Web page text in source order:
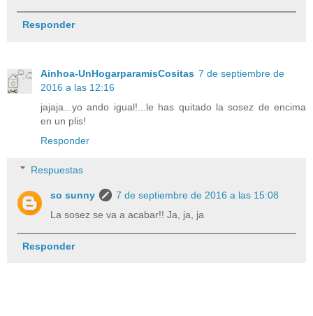
Responder
Ainhoa-UnHogarparamisCositas 7 de septiembre de
2016 a las 12:16
jajaja...yo ando igual!...le has quitado la sosez de encima
en un plis!
Responder
Respuestas
so sunny
7 de septiembre de 2016 a las 15:08
La sosez se va a acabar!! Ja, ja, ja
Responder